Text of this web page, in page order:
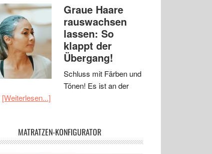
Graue Haare
rauswachsen
lassen: So
klappt der
Übergang!
Schluss mit Färben und
Tönen! Es ist an der
[Weiterlesen...]
MATRATZEN-KONFIGURATOR